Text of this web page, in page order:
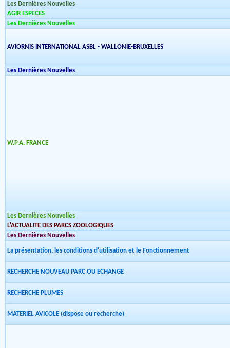
Les Dernières Nouvelles
AGIR ESPECES
Les Dernières Nouvelles
AVIORNIS INTERNATIONAL ASBL - WALLONIE-BRUXELLES
Les Dernières Nouvelles
W.P.A. FRANCE
Les Dernières Nouvelles
L'ACTUALITE DES PARCS ZOOLOGIQUES
Les Dernières Nouvelles
La présentation, les conditions d'utilisation et le Fonctionnement
RECHERCHE NOUVEAU PARC OU ECHANGE
RECHERCHE PLUMES
MATERIEL AVICOLE (dispose ou recherche)